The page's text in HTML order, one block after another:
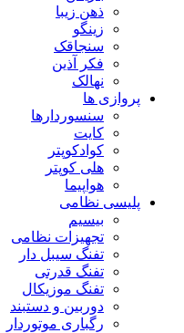
ذهن زیبا
زینگو
سنجاقک
فکر آذین
نهالک
پروازی ها
سنسوردارها
کایت
کوادکوپتر
هلی کوپتر
هواپیما
پلیسی نظامی
بیسیم
تجهیزات نظامی
تفنگ سیبل دار
تفنگ قدرتی
تفنگ موزیکال
دوربین و دستبند
رگباری موتوردار